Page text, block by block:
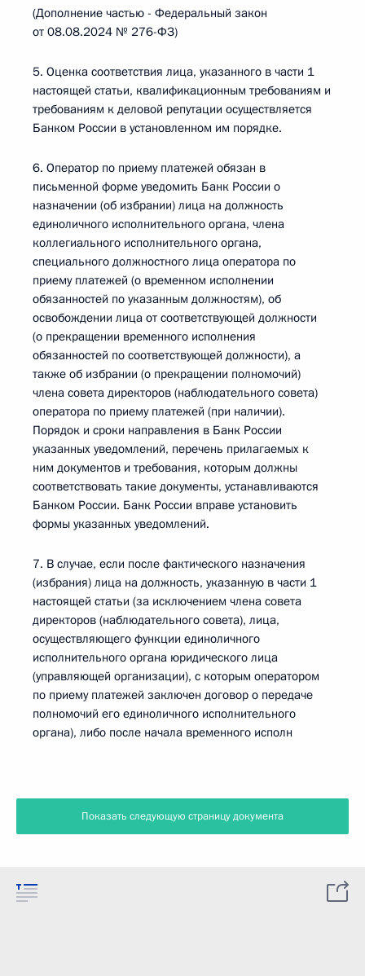
(Дополнение частью - Федеральный закон
от 08.08.2024 № 276-ФЗ)
5. Оценка соответствия лица, указанного в части 1
настоящей статьи, квалификационным требованиям и
требованиям к деловой репутации осуществляется
Банком России в установленном им порядке.
6. Оператор по приему платежей обязан в
письменной форме уведомить Банк России о
назначении (об избрании) лица на должность
единоличного исполнительного органа, члена
коллегиального исполнительного органа,
специального должностного лица оператора по
приему платежей (о временном исполнении
обязанностей по указанным должностям), об
освобождении лица от соответствующей должности
(о прекращении временного исполнения
обязанностей по соответствующей должности), а
также об избрании (о прекращении полномочий)
члена совета директоров (наблюдательного совета)
оператора по приему платежей (при наличии).
Порядок и сроки направления в Банк России
указанных уведомлений, перечень прилагаемых к
ним документов и требования, которым должны
соответствовать такие документы, устанавливаются
Банком России. Банк России вправе установить
формы указанных уведомлений.
7. В случае, если после фактического назначения
(избрания) лица на должность, указанную в части 1
настоящей статьи (за исключением члена совета
директоров (наблюдательного совета), лица,
осуществляющего функции единоличного
исполнительного органа юридического лица
(управляющей организации), с которым оператором
по приему платежей заключен договор о передаче
полномочий его единоличного исполнительного
органа), либо после начала временного исполн
Показать следующую страницу документа